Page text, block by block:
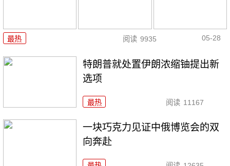
最热 阅读 9935 05-28
特朗普就处置伊朗浓缩铀提出新
选项
最热 阅读 11167
一块巧克力见证中俄博览会的双
向奔赴